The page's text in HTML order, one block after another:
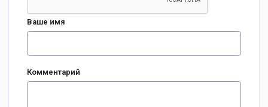
Ваше имя
Комментарий